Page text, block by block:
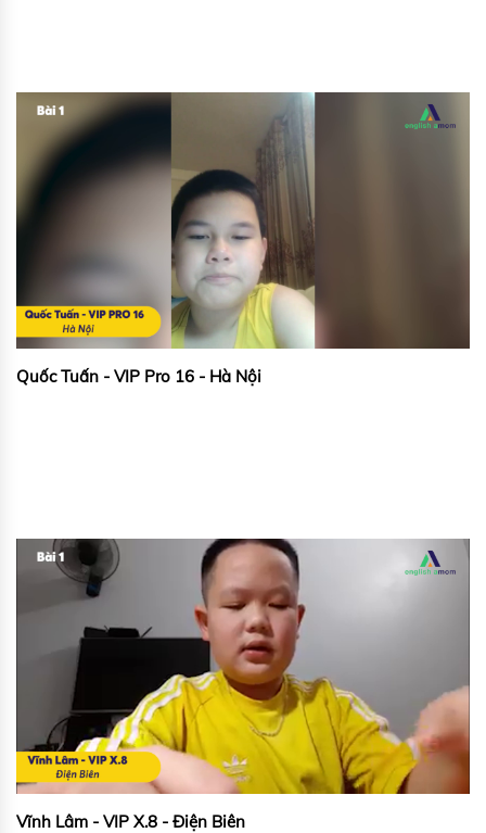
Quốc Tuấn - VIP Pro 16 - Hà Nội
Vĩnh Lâm - VIP X.8 - Điện Biên